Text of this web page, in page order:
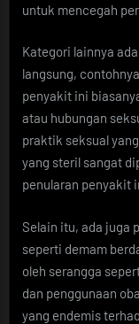
untuk mencegah
Kategori lainnya
langsung,
penyakit ini
atau hubungan
praktik seksual
yang steril sangat
penularan penyakit
Selain itu, ada juga
seperti demam
oleh serangga
dan penggunaan
yang endemis